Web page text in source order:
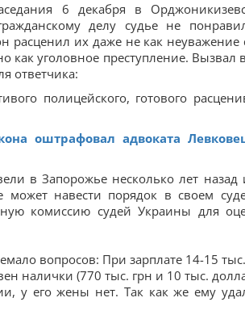
6 декабря в
делу судье не
расценил их даже не как неуважение
как уголовное преступление. Вызвал
ответчика:
полицейского, готового
оштрафовал адвоката
в Запорожье несколько лет назад
навести порядок в своем
комиссию судей Украины для
вопросов: При зарплате 14-15
налички (770 тыс. грн и 10 тыс.
у его жены нет. Так как же ему